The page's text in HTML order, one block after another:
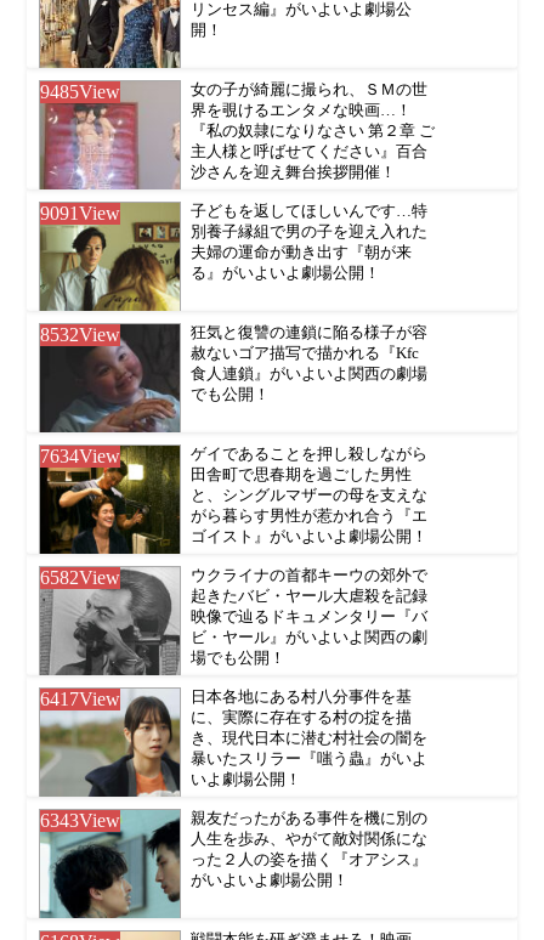
リンセス編』がいよいよ劇場公
開！
9485View
女の子が綺麗に撮られ、ＳＭの世
界を覗けるエンタメな映画…！
『私の奴隷になりなさい 第２章 ご
主人様と呼ばせてください』百合
沙さんを迎え舞台挨拶開催！
9091View
子どもを返してほしいんです…特
別養子縁組で男の子を迎え入れた
夫婦の運命が動き出す『朝が来
る』がいよいよ劇場公開！
8532View
狂気と復讐の連鎖に陥る様子が容
赦ないゴア描写で描かれる『Kfc
食人連鎖』がいよいよ関西の劇場
でも公開！
7634View
ゲイであることを押し殺しながら
田舎町で思春期を過ごした男性
と、シングルマザーの母を支えな
がら暮らす男性が惹かれ合う『エ
ゴイスト』がいよいよ劇場公開！
6582View
ウクライナの首都キーウの郊外で
起きたバビ・ヤール大虐殺を記録
映像で辿るドキュメンタリー『バ
ビ・ヤール』がいよいよ関西の劇
場でも公開！
6417View
日本各地にある村八分事件を基
に、実際に存在する村の掟を描
き、現代日本に潜む村社会の闇を
暴いたスリラー『嗤う蟲』がいよ
いよ劇場公開！
6343View
親友だったがある事件を機に別の
人生を歩み、やがて敵対関係にな
った２人の姿を描く『オアシス』
がいよいよ劇場公開！